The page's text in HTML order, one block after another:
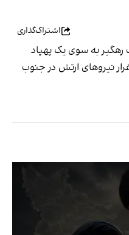
اشتراک‌گذاری
رهگیر به سوی یک پهپاد
نیروهای ارتش در جنوب